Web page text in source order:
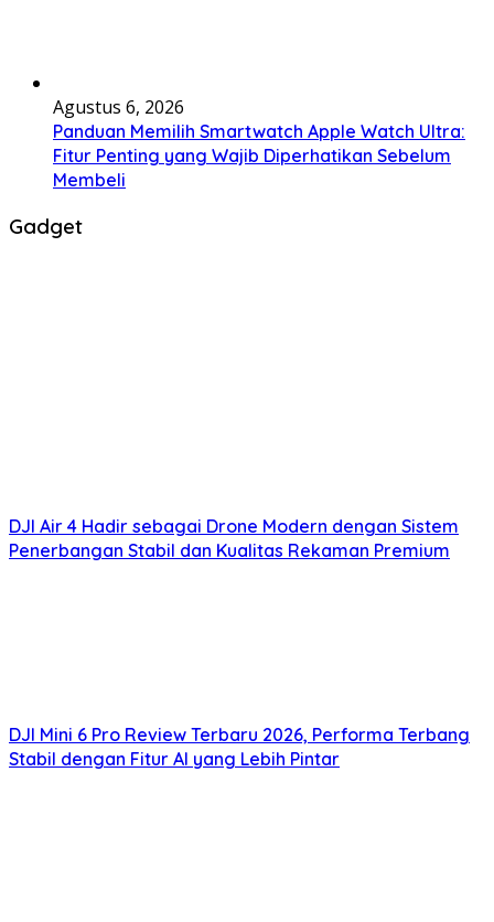
Agustus 6, 2026
Panduan Memilih Smartwatch Apple Watch Ultra:
Fitur Penting yang Wajib Diperhatikan Sebelum
Membeli
Gadget
DJI Air 4 Hadir sebagai Drone Modern dengan Sistem
Penerbangan Stabil dan Kualitas Rekaman Premium
DJI Mini 6 Pro Review Terbaru 2026, Performa Terbang
Stabil dengan Fitur AI yang Lebih Pintar